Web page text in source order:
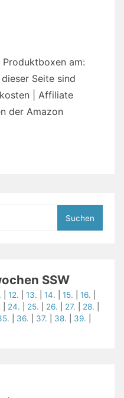
am:
Seite sind
| Affiliate
der Amazon
SSW
|12. |13. |14. |15. |16.
24. 25. 26. 27. 28.
36. 37. 38. 39.